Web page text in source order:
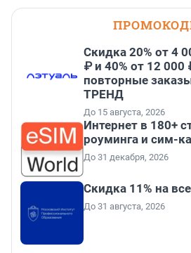
Скидка 20% от 4
₽ и 40% от 12
повторные
ТРЕНД
До 15 августа, 2026
Интернет в 180+
роуминга и сим-
До 31 декабря, 2026
Скидка 11% на
До 31 августа, 2026